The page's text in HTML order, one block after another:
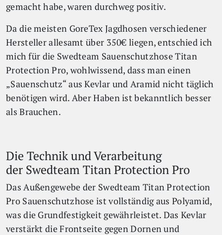
gemacht habe, waren durchweg positiv.
Da die meisten GoreTex Jagdhosen verschiedener
Hersteller allesamt über 350€ liegen, entschied ich
mich für die Swedteam Sauenschutzhose Titan
Protection Pro, wohlwissend, dass man einen
„Sauenschutz“ aus Kevlar und Aramid nicht täglich
benötigen wird. Aber Haben ist bekanntlich besser
als Brauchen.
Die Technik und Verarbeitung
der Swedteam Titan Protection Pro
Das Außengewebe der Swedteam Titan Protection
Pro Sauenschutzhose ist vollständig aus Polyamid,
was die Grundfestigkeit gewährleistet. Das Kevlar
verstärkt die Frontseite gegen Dornen und